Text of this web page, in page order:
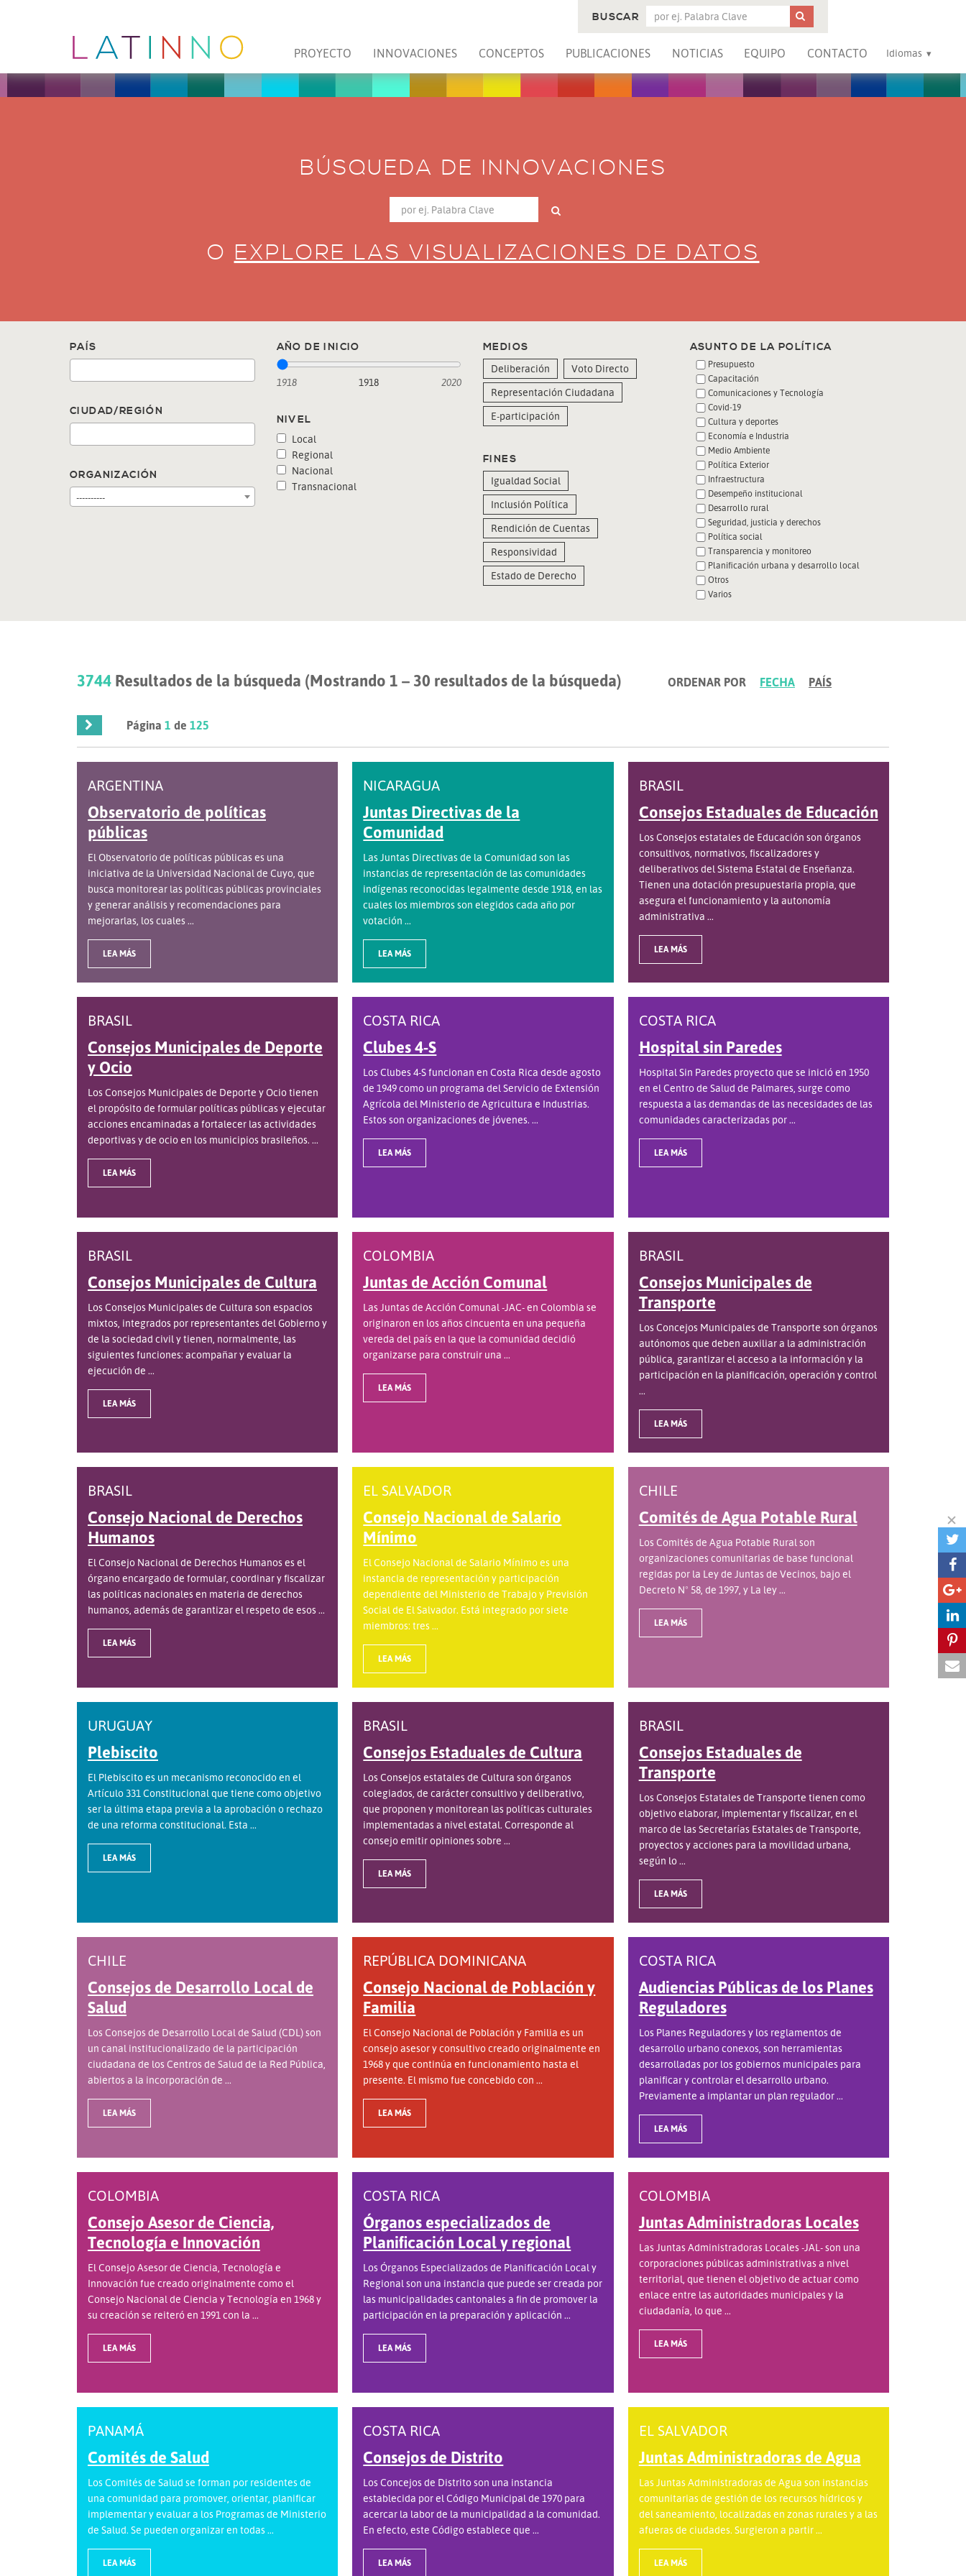
PROYECTO INNOVACIONES CONCEPTOS PUBLICACIONES NOTICIAS EQUIPO CONTACTO Idiomas
BUSCAR
BÚSQUEDA DE INNOVACIONES
O EXPLORE LAS VISUALIZACIONES DE DATOS
PAÍS
CIUDAD/REGIÓN
ORGANIZACIÓN
----------
AÑO DE INICIO
1918 2020
1918
NIVEL
Local
Regional
Nacional
Transnacional
MEDIOS
Deliberación
Voto Directo
Representación Ciudadana
E-participación
FINES
Igualdad Social
Inclusión Política
Rendición de Cuentas
Responsividad
Estado de Derecho
ASUNTO DE LA POLÍTICA
Presupuesto
Capacitación
Comunicaciones y Tecnología
Covid-19
Cultura y deportes
Economía e Industria
Medio Ambiente
Política Exterior
Infraestructura
Desempeño institucional
Desarrollo rural
Seguridad, justicia y derechos
Política social
Transparencia y monitoreo
Planificación urbana y desarrollo local
Otros
Varios
3744 Resultados de la búsqueda (Mostrando 1 – 30 resultados de la búsqueda) ORDENAR POR FECHA PAÍS
Página1 de125
ARGENTINA
Observatorio de políticas
públicas
El Observatorio de políticas públicas es una
iniciativa de la Universidad Nacional de Cuyo, que
busca monitorear las políticas públicas provinciales
y generar análisis y recomendaciones para
mejorarlas, los cuales ...
LEA MÁS
NICARAGUA
Juntas Directivas de la
Comunidad
Las Juntas Directivas de la Comunidad son las
instancias de representación de las comunidades
indígenas reconocidas legalmente desde 1918, en las
cuales los miembros son elegidos cada año por
votación ...
LEA MÁS
BRASIL
Consejos Estaduales de Educación
Los Consejos estatales de Educación son órganos
consultivos, normativos, fiscalizadores y
deliberativos del Sistema Estatal de Enseñanza.
Tienen una dotación presupuestaria propia, que
asegura el funcionamiento y la autonomía
administrativa ...
LEA MÁS
BRASIL
Consejos Municipales de Deporte
y Ocio
Los Consejos Municipales de Deporte y Ocio tienen
el propósito de formular políticas públicas y ejecutar
acciones encaminadas a fortalecer las actividades
deportivas y de ocio en los municipios brasileños. ...
LEA MÁS
COSTA RICA
Clubes 4-S
Los Clubes 4-S funcionan en Costa Rica desde agosto
de 1949 como un programa del Servicio de Extensión
Agrícola del Ministerio de Agricultura e Industrias.
Estos son organizaciones de jóvenes. ...
LEA MÁS
COSTA RICA
Hospital sin Paredes
Hospital Sin Paredes proyecto que se inició en 1950
en el Centro de Salud de Palmares, surge como
respuesta a las demandas de las necesidades de las
comunidades caracterizadas por ...
LEA MÁS
BRASIL
Consejos Municipales de Cultura
Los Consejos Municipales de Cultura son espacios
mixtos, integrados por representantes del Gobierno y
de la sociedad civil y tienen, normalmente, las
siguientes funciones: acompañar y evaluar la
ejecución de ...
LEA MÁS
COLOMBIA
Juntas de Acción Comunal
Las Juntas de Acción Comunal -JAC- en Colombia se
originaron en los años cincuenta en una pequeña
vereda del país en la que la comunidad decidió
organizarse para construir una ...
LEA MÁS
BRASIL
Consejos Municipales de
Transporte
Los Concejos Municipales de Transporte son órganos
autónomos que deben auxiliar a la administración
pública, garantizar el acceso a la información y la
participación en la planificación, operación y control
...
LEA MÁS
BRASIL
Consejo Nacional de Derechos
Humanos
El Consejo Nacional de Derechos Humanos es el
órgano encargado de formular, coordinar y fiscalizar
las políticas nacionales en materia de derechos
humanos, además de garantizar el respeto de esos ...
LEA MÁS
EL SALVADOR
Consejo Nacional de Salario
Mínimo
El Consejo Nacional de Salario Mínimo es una
instancia de representación y participación
dependiente del Ministerio de Trabajo y Previsión
Social de El Salvador. Está integrado por siete
miembros: tres ...
LEA MÁS
CHILE
Comités de Agua Potable Rural
Los Comités de Agua Potable Rural son
organizaciones comunitarias de base funcional
regidas por la Ley de Juntas de Vecinos, bajo el
Decreto Nº 58, de 1997, y La ley ...
LEA MÁS
URUGUAY
Plebiscito
El Plebiscito es un mecanismo reconocido en el
Artículo 331 Constitucional que tiene como objetivo
ser la última etapa previa a la aprobación o rechazo
de una reforma constitucional. Esta ...
LEA MÁS
BRASIL
Consejos Estaduales de Cultura
Los Consejos estatales de Cultura son órganos
colegiados, de carácter consultivo y deliberativo,
que proponen y monitorean las políticas culturales
implementadas a nivel estatal. Corresponde al
consejo emitir opiniones sobre ...
LEA MÁS
BRASIL
Consejos Estaduales de
Transporte
Los Consejos Estatales de Transporte tienen como
objetivo elaborar, implementar y fiscalizar, en el
marco de las Secretarías Estatales de Transporte,
proyectos y acciones para la movilidad urbana,
según lo ...
LEA MÁS
CHILE
Consejos de Desarrollo Local de
Salud
Los Consejos de Desarrollo Local de Salud (CDL) son
un canal institucionalizado de la participación
ciudadana de los Centros de Salud de la Red Pública,
abiertos a la incorporación de ...
LEA MÁS
REPÚBLICA DOMINICANA
Consejo Nacional de Población y
Familia
El Consejo Nacional de Población y Familia es un
consejo asesor y consultivo creado originalmente en
1968 y que continúa en funcionamiento hasta el
presente. El mismo fue concebido con ...
LEA MÁS
COSTA RICA
Audiencias Públicas de los Planes
Reguladores
Los Planes Reguladores y los reglamentos de
desarrollo urbano conexos, son herramientas
desarrolladas por los gobiernos municipales para
planificar y controlar el desarrollo urbano.
Previamente a implantar un plan regulador ...
LEA MÁS
COLOMBIA
Consejo Asesor de Ciencia,
Tecnología e Innovación
El Consejo Asesor de Ciencia, Tecnología e
Innovación fue creado originalmente como el
Consejo Nacional de Ciencia y Tecnología en 1968 y
su creación se reiteró en 1991 con la ...
LEA MÁS
COSTA RICA
Órganos especializados de
Planificación Local y regional
Los Órganos Especializados de Planificación Local y
Regional son una instancia que puede ser creada por
las municipalidades cantonales a fin de promover la
participación en la preparación y aplicación ...
LEA MÁS
COLOMBIA
Juntas Administradoras Locales
Las Juntas Administradoras Locales -JAL- son una
corporaciones públicas administrativas a nivel
territorial, que tienen el objetivo de actuar como
enlace entre las autoridades municipales y la
ciudadanía, lo que ...
LEA MÁS
PANAMÁ
Comités de Salud
Los Comités de Salud se forman por residentes de
una comunidad para promover, orientar, planificar
implementar y evaluar a los Programas de Ministerio
de Salud. Se pueden organizar en todas ...
LEA MÁS
COSTA RICA
Consejos de Distrito
Los Concejos de Distrito son una instancia
establecida por el Código Municipal de 1970 para
acercar la labor de la municipalidad a la comunidad.
En efecto, este Código establece que ...
LEA MÁS
EL SALVADOR
Juntas Administradoras de Agua
Las Juntas Administradoras de Agua son instancias
comunitarias de gestión de los recursos hídricos y
del saneamiento, localizadas en zonas rurales y a las
afueras de ciudades. Surgieron a partir ...
LEA MÁS